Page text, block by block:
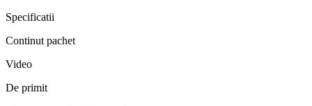
Specificatii
Continut pachet
Video
De primit